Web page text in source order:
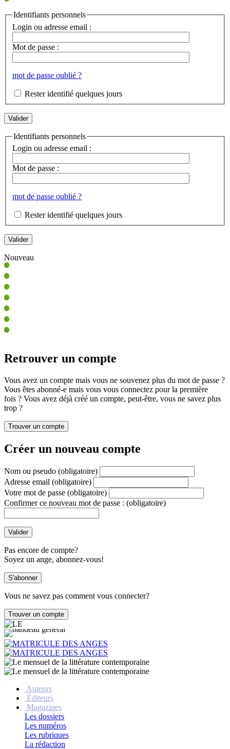
Identifiants personnels
Login ou adresse email :
Mot de passe :
mot de passe oublié ?
Rester identifié quelques jours
Identifiants personnels
Login ou adresse email :
Mot de passe :
mot de passe oublié ?
Rester identifié quelques jours
Nouveau
Retrouver un compte
Vous avez un compte mais vous ne souvenez plus du mot de passe ?
Vous êtes abonné-e mais vous vous connectez pour la première
fois ? Vous avez déjà créé un compte, peut-être, vous ne savez plus
trop ?
Créer un nouveau compte
Nom ou pseudo (obligatoire)
Adresse email (obligatoire)
Votre mot de passe (obligatoire)
Confirmer ce nouveau mot de passe : (obligatoire)
Pas encore de compte?
Soyez un ange, abonnez-vous!
Vous ne savez pas comment vous connecter?
Auteurs
Éditeurs
Magazines
Les dossiers
Les numéros
Les rubriques
La rédaction